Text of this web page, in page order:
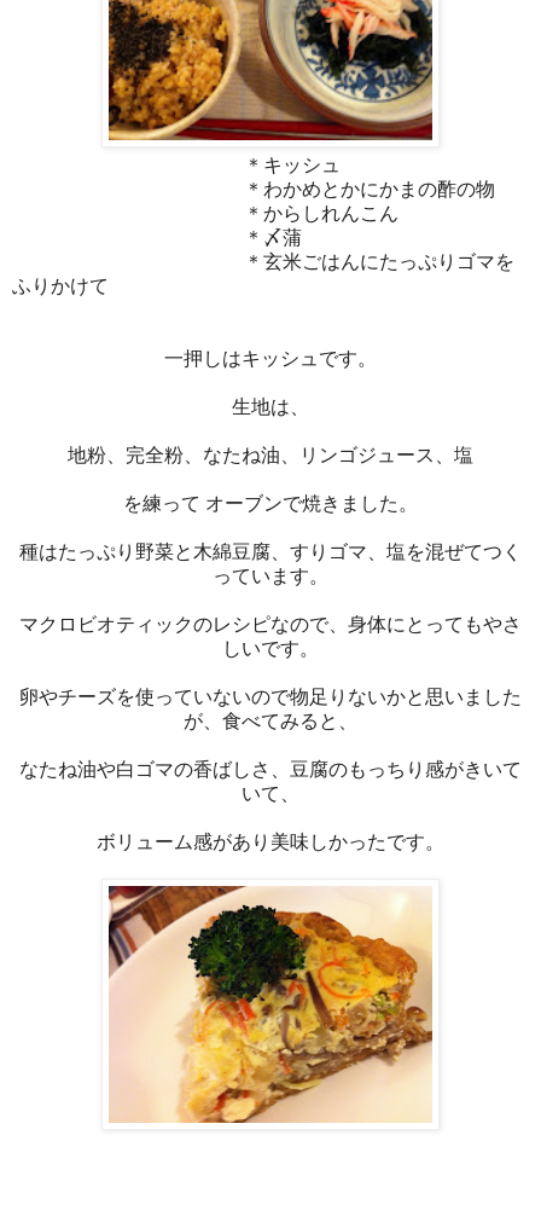
＊キッシュ
＊わかめとかにかまの酢の物
＊からしれんこん
＊〆蒲
＊玄米ごはんにたっぷりゴマを
ふりかけて
一押しはキッシュです。
生地は、
地粉、完全粉、なたね油、リンゴジュース、塩
を練って オーブンで焼きました。
種はたっぷり野菜と木綿豆腐、すりゴマ、塩を混ぜてつく
っています。
マクロビオティックのレシピなので、身体にとってもやさ
しいです。
卵やチーズを使っていないので物足りないかと思いました
が、食べてみると、
なたね油や白ゴマの香ばしさ、豆腐のもっちり感がきいて
いて、
ボリューム感があり美味しかったです。